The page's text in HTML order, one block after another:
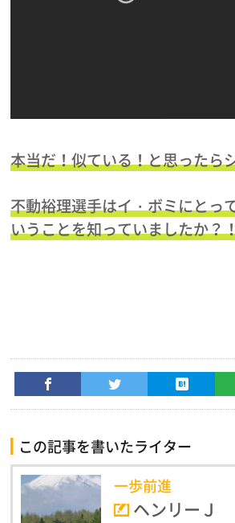
本当だ！似ている！と思ったら
不動裕理選手はイ・ボミにとっ
いうことを知っていましたか？
この記事を書いたライター
一歩前進
ヘンリーＪ